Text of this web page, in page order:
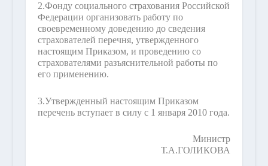
2.Фонду социального страхования Российской
Федерации организовать работу по
своевременному доведению до сведения
страхователей перечня, утвержденного
настоящим Приказом, и проведению со
страхователями разъяснительной работы по
его применению.
3.Утвержденный настоящим Приказом
перечень вступает в силу с 1 января 2010 года.
Министр
Т.А.ГОЛИКОВА